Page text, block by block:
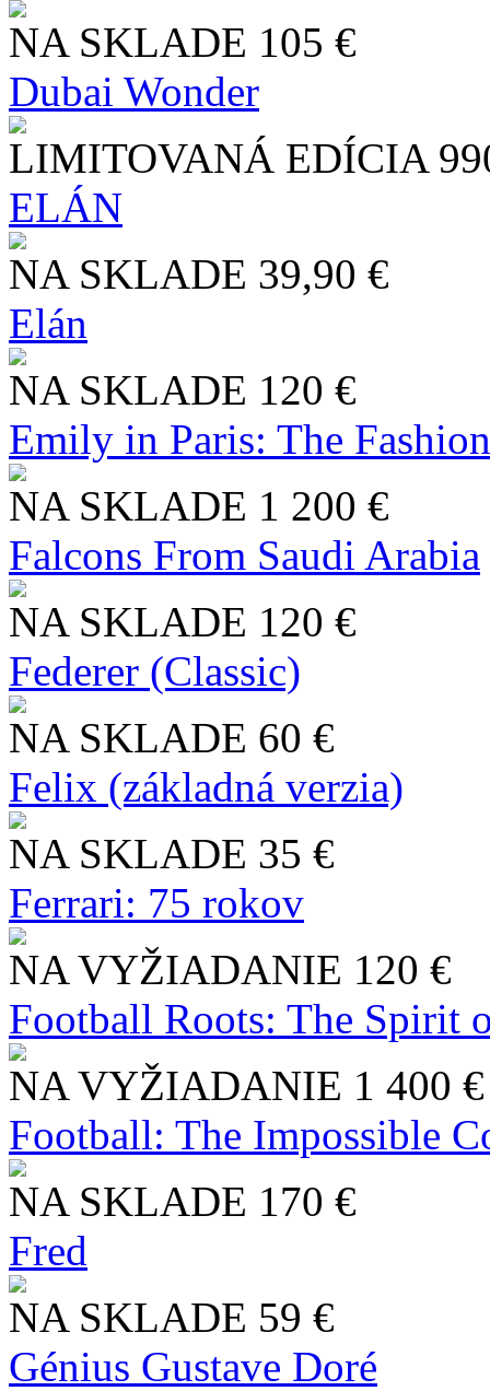
NA SKLADE 105 €
Dubai Wonder
LIMITOVANÁ EDÍCIA
ELÁN
NA SKLADE 39,90 €
Elán
NA SKLADE 120 €
Emily in Paris: The
NA SKLADE 1 200 €
Falcons From Saudi Arabia
NA SKLADE 120 €
Federer (Classic)
NA SKLADE 60 €
Felix (základná verzia)
NA SKLADE 35 €
Ferrari: 75 rokov
NA VYŽIADANIE 120 €
Football Roots: The Spirit
NA VYŽIADANIE 1 400 €
Football: The Impossible
NA SKLADE 170 €
Fred
NA SKLADE 59 €
Génius Gustave Doré